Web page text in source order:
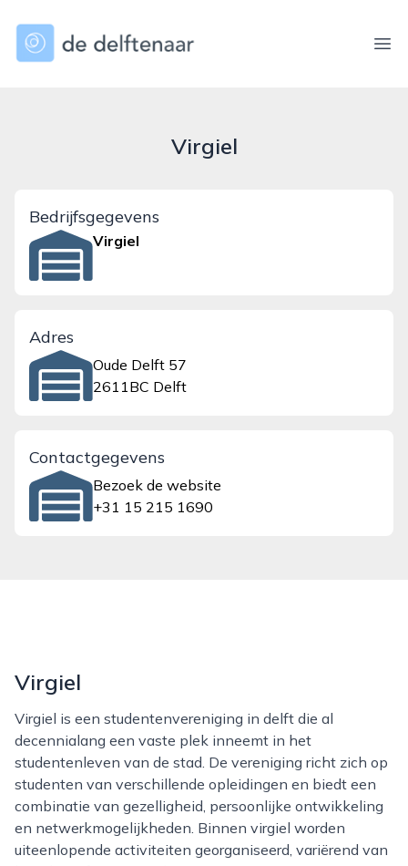
dedelftenaar.nl
Virgiel
Bedrijfsgegevens
Virgiel
Adres
Oude Delft 57
2611BC Delft
Contactgegevens
Bezoek de website
+31 15 215 1690
Virgiel
Virgiel is een studentenvereniging in delft die al
decennialang een vaste plek inneemt in het
studentenleven van de stad. De vereniging richt zich op
studenten van verschillende opleidingen en biedt een
combinatie van gezelligheid, persoonlijke ontwikkeling
en netwerkmogelijkheden. Binnen virgiel worden
uiteenlopende activiteiten georganiseerd, variërend van